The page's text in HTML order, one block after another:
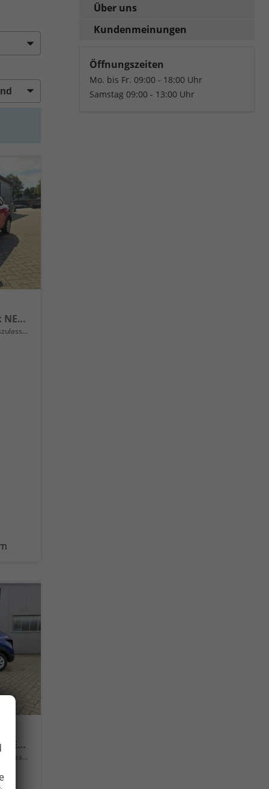
1.0 T-GDI 100PS Automatik NEUES MODELL Sitzheizung Lenkradheizung PDC v+h Rückf.Kamera Klima Bluetooth Touchscreen Apple CarPlay Android Auto Tempomat
1.0 T-GDI 100PS Automatik NEUES MODELL Sitzheizung Lenkradheizung PDC v+h Rückf.Kamera Klima Bluetooth Touchscreen Apple CarPlay Android Auto Tempomat
Über uns
Kundenmeinungen
Öffnungszeiten
Mo. bis Fr. 09:00 - 18:00 Uhr
Samstag 09:00 - 13:00 Uhr